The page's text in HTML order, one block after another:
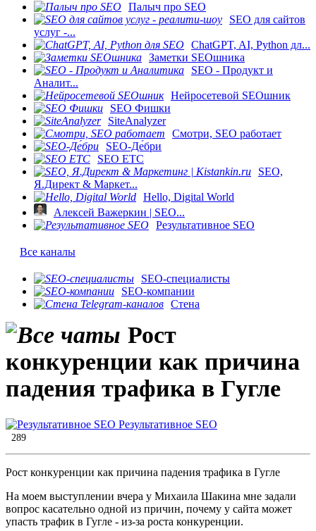
Палыч про SEO
SEO для сайтов
услуг -...
ChatGPT, AI, Python дл...
Заметки SEOшника
SEO - Продукт и
Аналит...
Нейросетевой SEOшник
SEO Фишки
SiteAnalyzer
Смотри, SEO работает
SEO-Де́бри
SEO ETC
SEO,
Я.Директ & Маркет...
Hello, Digital World
Алексей Важеркин | SEO...
Результативное SEO
Все каналы
SEO-специалисты
SEO-компании
Стена
Рост
конкуренции как причина
падения трафика в Гугле
Результативное SEO
289
Рост конкуренции как причина падения трафика в Гугле
На моем выступлении вчера у Михаила Шакина мне задали
вопрос касательно одной из причин, почему у сайта может
упасть трафик в Гугле - из-за роста конкуренции.